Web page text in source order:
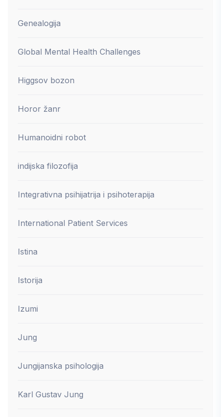
Genealogija
Global Mental Health Challenges
Higgsov bozon
Horor žanr
Humanoidni robot
indijska filozofija
Integrativna psihijatrija i psihoterapija
International Patient Services
Istina
Istorija
Izumi
Jung
Jungijanska psihologija
Karl Gustav Jung